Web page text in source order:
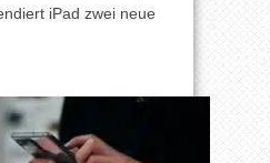
iPad zwei neue